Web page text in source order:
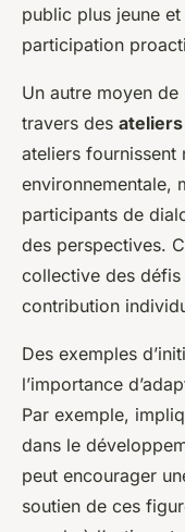
public plus jeune
participation
Un autre moyen de
travers des
ateliers fournissent
environnementale,
participants de
des perspectives.
collective des défis
contribution
Des exemples
l’importance
Par exemple,
dans le
peut encourager
soutien de ces